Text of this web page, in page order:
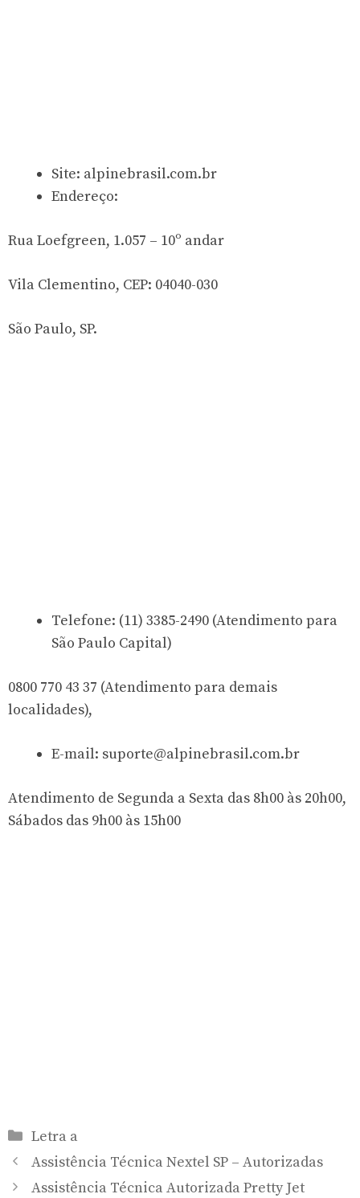
Site: alpinebrasil.com.br
Endereço:
Rua Loefgreen, 1.057 – 10º andar
Vila Clementino, CEP: 04040-030
São Paulo, SP.
Telefone: (11) 3385-2490 (Atendimento para
São Paulo Capital)
0800 770 43 37 (Atendimento para demais
localidades),
E-mail: suporte@alpinebrasil.com.br
Atendimento de Segunda a Sexta das 8h00 às 20h00,
Sábados das 9h00 às 15h00
Categorias
Letra a
Assistência Técnica Nextel SP – Autorizadas
Assistência Técnica Autorizada Pretty Jet